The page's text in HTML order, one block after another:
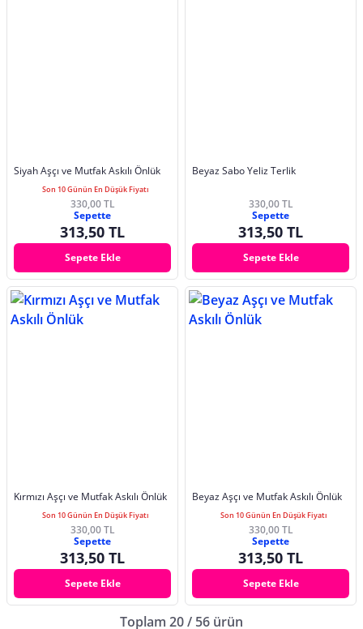
Siyah Aşçı ve Mutfak Askılı Önlük
Son 10 Günün En Düşük Fiyatı
330,00 TL
Sepette
313,50 TL
Sepete Ekle
Beyaz Sabo Yeliz Terlik
330,00 TL
Sepette
313,50 TL
Sepete Ekle
Kırmızı Aşçı ve Mutfak Askılı Önlük
Son 10 Günün En Düşük Fiyatı
330,00 TL
Sepette
313,50 TL
Sepete Ekle
Beyaz Aşçı ve Mutfak Askılı Önlük
Son 10 Günün En Düşük Fiyatı
330,00 TL
Sepette
313,50 TL
Sepete Ekle
Toplam 20 / 56 ürün